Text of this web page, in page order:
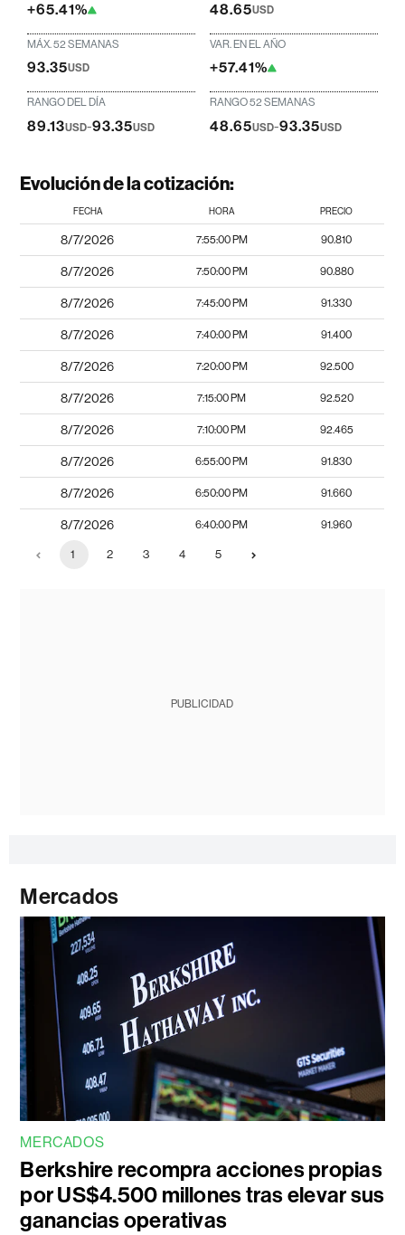
+65.41% 48.65USD
MÁX. 52 SEMANAS
93.35USD
VAR. EN EL AÑO
+57.41%
RANGO DEL DÍA
89.13USD-93.35USD
RANGO 52 SEMANAS
48.65USD-93.35USD
Evolución de la cotización:
FECHA HORA PRECIO
8/7/2026 7:55:00 PM 90.810
8/7/2026 7:50:00 PM 90.880
8/7/2026 7:45:00 PM 91.330
8/7/2026 7:40:00 PM 91.400
8/7/2026 7:20:00 PM 92.500
8/7/2026 7:15:00 PM 92.520
8/7/2026 7:10:00 PM 92.465
8/7/2026 6:55:00 PM 91.830
8/7/2026 6:50:00 PM 91.660
8/7/2026 6:40:00 PM 91.960
1 2 3 4 5
PUBLICIDAD
Mercados
MERCADOS
Berkshire recompra acciones propias
por US$4.500 millones tras elevar sus
ganancias operativas